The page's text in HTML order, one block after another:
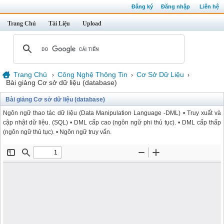
Đăng ký Đăng nhập Liên hệ
Trang Chủ Tài Liệu Upload
Trang Chủ › Công Nghệ Thông Tin › Cơ Sở Dữ Liệu ›
Bài giảng Cơ sở dữ liệu (database)
Bài giảng Cơ sở dữ liệu (database)
Ngôn ngữ thao tác dữ liệu (Data Manipulation Language -DML) • Truy xuất và
cập nhật dữ liệu. (SQL) • DML cấp cao (ngôn ngữ phi thủ tục). • DML cấp thấp
(ngôn ngữ thủ tục). • Ngôn ngữ truy vấn.